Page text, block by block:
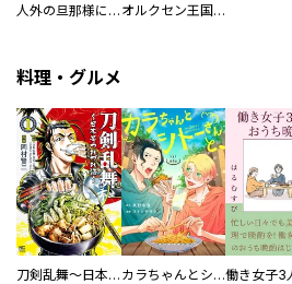
人外の旦那様に娶られ毎晩ナカまで愛される…。アンソロジー オルクセン王国史
料理・グルメ
刀剣乱舞～日本号つれづれ酒～ カラちゃんとシトーさんと、 【分冊版】